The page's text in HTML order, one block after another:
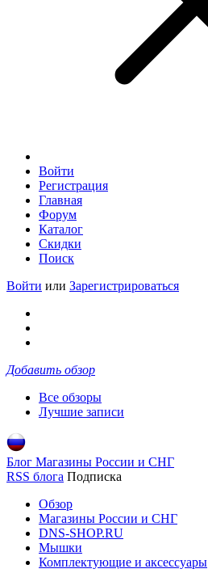
Войти
Регистрация
Главная
Форум
Каталог
Скидки
Поиск
Войти или Зарегистрироваться
Добавить обзор
Все обзоры
Лучшие записи
Блог Магазины России и СНГ
RSS блога Подписка
Обзор
Магазины России и СНГ
DNS-SHOP.RU
Мышки
Комплектующие и аксессуары